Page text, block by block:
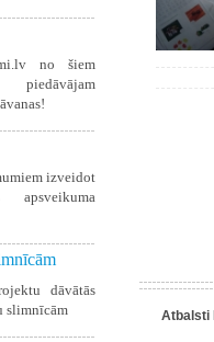
no šiem
piedāvājam
izveidot
apsveikuma
dāvātās
slimnīcām
Atbalsti